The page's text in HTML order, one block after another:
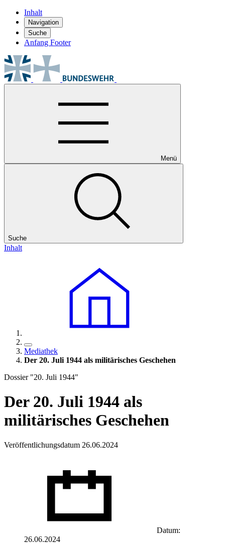
Inhalt
Navigation
Suche
Anfang Footer
Menü
Suche
Inhalt
Mediathek
Der 20. Juli 1944 als militärisches Geschehen
Dossier "20. Juli 1944"
Der 20. Juli 1944 als
militärisches Geschehen
Veröffentlichungsdatum 26.06.2024
Datum:
26.06.2024